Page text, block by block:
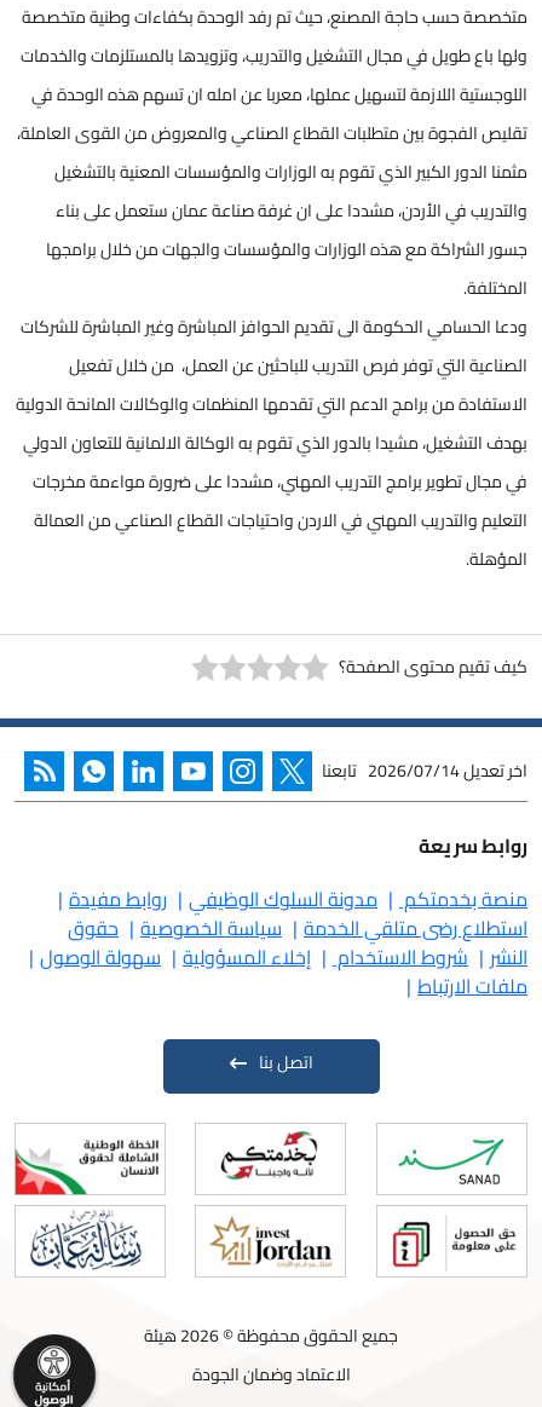
متخصصة حسب حاجة المصنع، حيث تم رفد الوحدة بكفاءات وطنية متخصصة
ولها باع طويل في مجال التشغيل والتدريب، وتزويدها بالمستلزمات والخدمات
اللوجستية اللازمة لتسهيل عملها، معربا عن امله ان تسهم هذه الوحدة في
تقليص الفجوة بين متطلبات القطاع الصناعي والمعروض من القوى العاملة،
مثمنا الدور الكبير الذي تقوم به الوزارات والمؤسسات المعنية بالتشغيل
والتدريب في الأردن، مشددا على ان غرفة صناعة عمان ستعمل على بناء
جسور الشراكة مع هذه الوزارات والمؤسسات والجهات من خلال برامجها
المختلفة.
ودعا الحسامي الحكومة الى تقديم الحوافز المباشرة وغير المباشرة للشركات
الصناعية التي توفر فرص التدريب للباحثين عن العمل، من خلال تفعيل
الاستفادة من برامج الدعم التي تقدمها المنظمات والوكالات المانحة الدولية
بهدف التشغيل، مشيدا بالدور الذي تقوم به الوكالة الالمانية للتعاون الدولي
في مجال تطوير برامج التدريب المهني، مشددا على ضرورة مواءمة مخرجات
التعليم والتدريب المهني في الاردن واحتياجات القطاع الصناعي من العمالة
المؤهلة.
كيف تقيم محتوى الصفحة؟
اخر تعديل2026/07/14 تابعنا
روابط سريعة
منصة بخدمتكم مدونة السلوك الوظيفي
روابط مفيدة
استطلاع رضى متلقي الخدمة سياسة الخصوصية حقوق
النشر شروط الاستخدام إخلاء المسؤولية سهولة الوصول
ملفات الارتباط
اتصل بنا
جميع الحقوق محفوظة © 2026 هيئة
الاعتماد وضمان الجودة